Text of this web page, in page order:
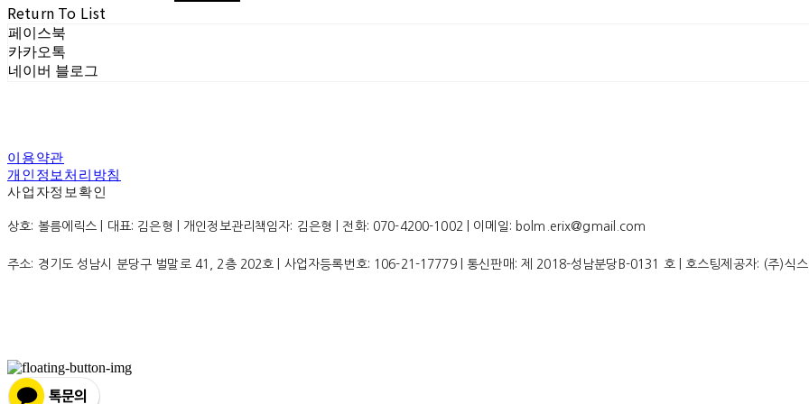
Return To List
페이스북
카카오톡
네이버 블로그
이용약관
개인정보처리방침
사업자정보확인
상호: 볼름에릭스 | 대표: 김은형 | 개인정보관리책임자: 김은형 | 전화: 070-4200-1002 | 이메일: bolm.erix@gmail.com
주소: 경기도 성남시 분당구 벌말로 41, 2층 202호 | 사업자등록번호: 106-21-17779| 통신판매: 제 2018-성남분당B-0131 호| 호스팅제공자: (주)식